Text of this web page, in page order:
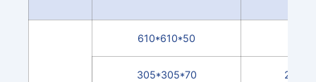
610*610*50
305*305*70 2.5